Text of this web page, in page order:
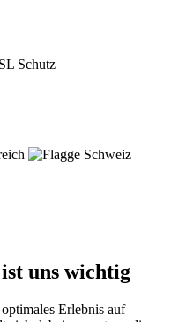
uns wichtig
Erlebnis auf